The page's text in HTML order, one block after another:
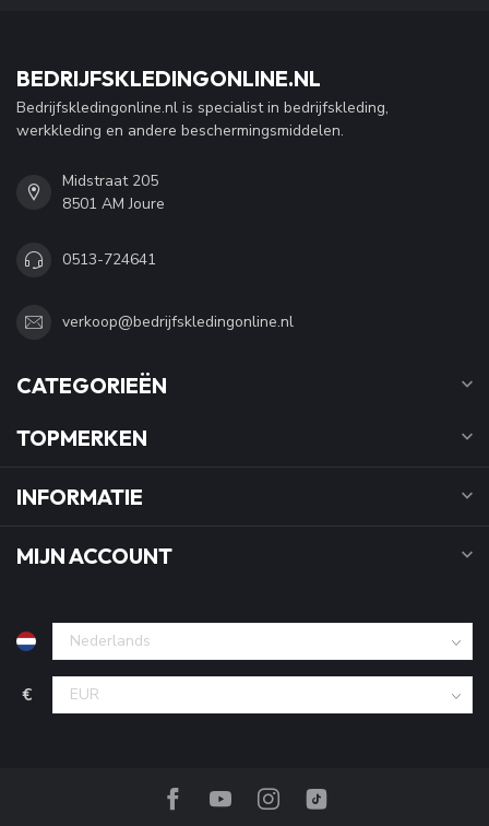
BEDRIJFSKLEDINGONLINE.NL
Bedrijfskledingonline.nl is specialist in bedrijfskleding,
werkkleding en andere beschermingsmiddelen.
Midstraat 205
8501 AM Joure
0513-724641
verkoop@bedrijfskledingonline.nl
CATEGORIEËN
TOPMERKEN
INFORMATIE
MIJN ACCOUNT
€